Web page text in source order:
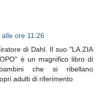
ore 11:26
di Dahl. Il suo "LA ZIA
è un magnifico libro di
che si ribellano
adulti di riferimento